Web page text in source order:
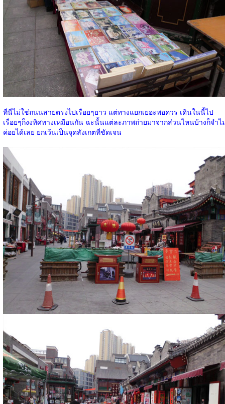
ที่นี่ไม่ใช่ถนนสายตรงไปเรื่อยๆยาว แต่ทางแยกเยอะพอควร เดินในนี้ไป
เรื่อยๆก็งงทิศทางเหมือนกัน ฉะนั้นแต่ละภาพถ่ายมาจากส่วนไหนบ้างก็จำไ
ค่อยได้เลย ยกเว้นเป็นจุดสังเกตที่ชัดเจน